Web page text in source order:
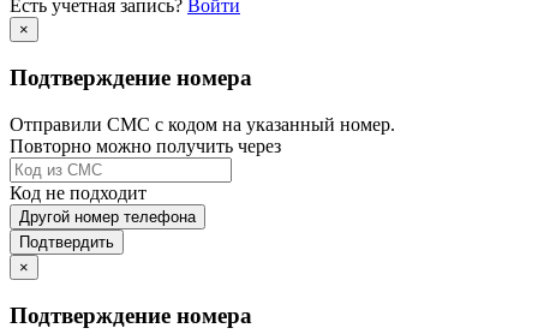
Есть учетная запись? Войти
×
Подтверждение номера
Отправили СМС с кодом на указанный номер.
Повторно можно получить через
Код не подходит
Другой номер телефона
Подтвердить
×
Подтверждение номера